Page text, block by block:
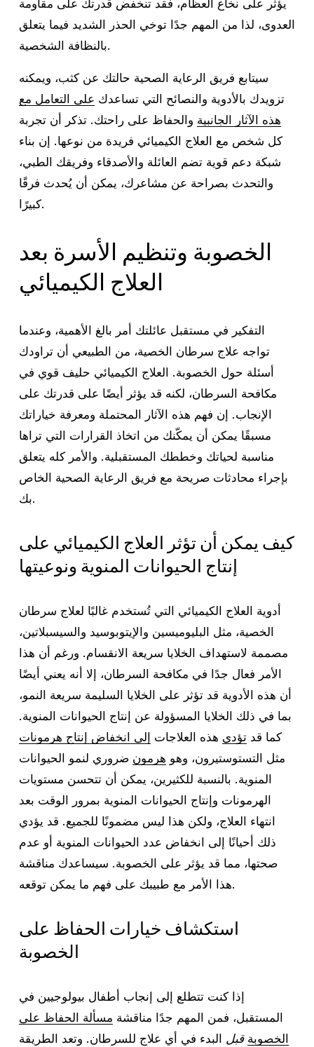
يؤثر على نخاع العظام، فقد تنخفض قدرتك على مقاومة
العدوى، لذا من المهم جدًا توخي الحذر الشديد فيما يتعلق
بالنظافة الشخصية.
سيتابع فريق الرعاية الصحية حالتك عن كثب، ويمكنه
تزويدك بالأدوية والنصائح التي تساعدك على التعامل مع
هذه الآثار الجانبية والحفاظ على راحتك. تذكر أن تجربة
كل شخص مع العلاج الكيميائي فريدة من نوعها. إن بناء
شبكة دعم قوية تضم العائلة والأصدقاء وفريقك الطبي،
والتحدث بصراحة عن مشاعرك، يمكن أن يُحدث فرقًا
كبيرًا.
الخصوبة وتنظيم الأسرة بعد
العلاج الكيميائي
التفكير في مستقبل عائلتك أمر بالغ الأهمية، وعندما
تواجه علاج سرطان الخصية، من الطبيعي أن تراودك
أسئلة حول الخصوبة. العلاج الكيميائي حليف قوي في
مكافحة السرطان، لكنه قد يؤثر أيضًا على قدرتك على
الإنجاب. إن فهم هذه الآثار المحتملة ومعرفة خياراتك
مسبقًا يمكن أن يمكّنك من اتخاذ القرارات التي تراها
مناسبة لحياتك وخططك المستقبلية. والأمر كله يتعلق
بإجراء محادثات صريحة مع فريق الرعاية الصحية الخاص
بك.
كيف يمكن أن تؤثر العلاج الكيميائي على
إنتاج الحيوانات المنوية ونوعيتها
أدوية العلاج الكيميائي التي تُستخدم غالبًا لعلاج سرطان
الخصية، مثل البليوميسين والإيتوبوسيد والسيسبلاتين،
مصممة لاستهداف الخلايا سريعة الانقسام. ورغم أن هذا
الأمر فعال جدًا في مكافحة السرطان، إلا أنه يعني أيضًا
أن هذه الأدوية قد تؤثر على الخلايا السليمة سريعة النمو،
بما في ذلك الخلايا المسؤولة عن إنتاج الحيوانات المنوية.
كما قدتؤدي هذه العلاجات إلى انخفاض إنتاج هرمونات
مثل التستوستيرون، وهو هرمون ضروري لنمو الحيوانات
المنوية. بالنسبة للكثيرين، يمكن أن تتحسن مستويات
الهرمونات وإنتاج الحيوانات المنوية بمرور الوقت بعد
انتهاء العلاج، ولكن هذا ليس مضمونًا للجميع. قد يؤدي
ذلك أحيانًا إلى انخفاض عدد الحيوانات المنوية أو عدم
صحتها، مما قد يؤثر على الخصوبة. سيساعدك مناقشة
هذا الأمر مع طبيبك على فهم ما يمكن توقعه.
استكشاف خيارات الحفاظ على
الخصوبة
إذا كنت تتطلع إلى إنجاب أطفال بيولوجيين في
المستقبل، فمن المهم جدًا مناقشة مسألة الحفاظ على
الخصوبة قبل البدء في أي علاج للسرطان. وتعد الطريقة